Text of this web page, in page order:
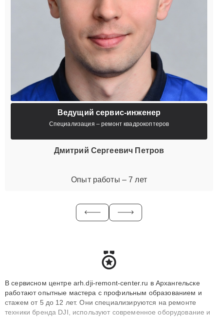
Ведущий сервис-инженер
Специализация – ремонт квадрокоптеров
Дмитрий Сергеевич Петров
Опыт работы – 7 лет
В сервисном центре arh.dji-remont-center.ru в Архангельске
работают опытные мастера с профильным образованием и
стажем от 5 до 12 лет. Они специализируются на ремонте
техники бренда DJI, используют современное оборудование и